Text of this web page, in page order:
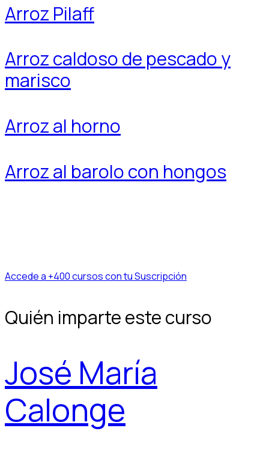
Arroz Pilaff
Arroz caldoso de pescado y
marisco
Arroz al horno
Arroz al barolo con hongos
Accede a +400 cursos con tu Suscripción
Quién imparte este curso
José María
Calonge